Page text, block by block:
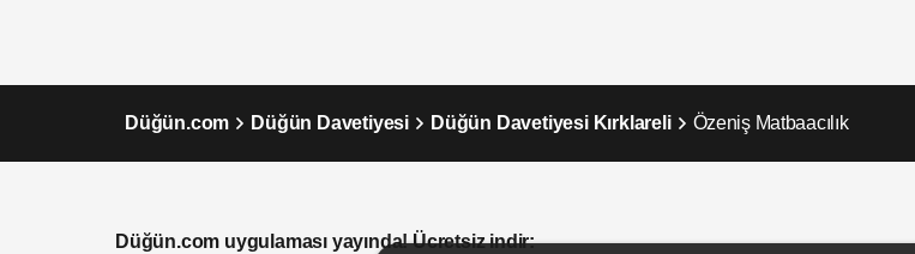
Düğün.com Düğün Davetiyesi Düğün Davetiyesi Kırklareli Özeniş Matbaacılık
Düğün.com uygulaması yayında! Ücretsiz indir: